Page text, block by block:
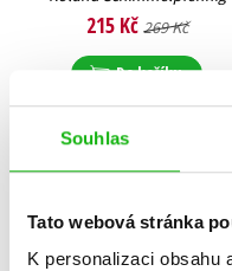
Souhlas
Tato webová stránka
K personalizaci obsahu
215 Kč 269 Kč
Do košíku